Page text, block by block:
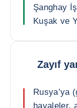
Şanghay
Kuşak ve
Zayıf
Rusya’ya
havaleler,